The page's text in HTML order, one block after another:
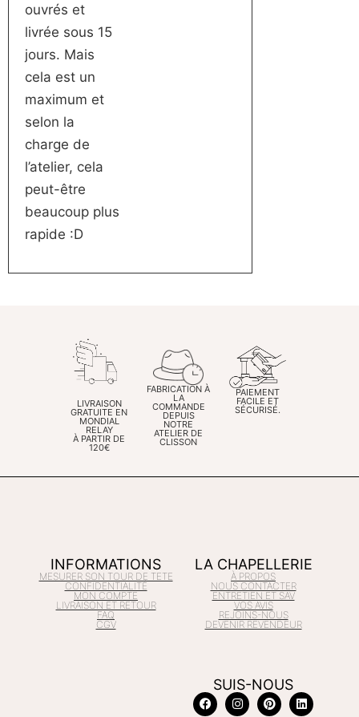
ouvrés et
livrée sous 15
jours. Mais
cela est un
maximum et
selon la
charge de
l’atelier, cela
peut-être
beaucoup plus
rapide :D
LIVRAISON
GRATUITE EN
MONDIAL
RELAY
À PARTIR DE
120€
FABRICATION À
LA
COMMANDE
DEPUIS
NOTRE
ATELIER DE
CLISSON
PAIEMENT
FACILE ET
SÉCURISÉ.
INFORMATIONS
MESURER SON TOUR DE TETE
CONFIDENTIALITÉ
MON COMPTE
LIVRAISON ET RETOUR
FAQ
CGV
LA CHAPELLERIE
À PROPOS
NOUS CONTACTER
ENTRETIEN ET SAV
VOS AVIS
REJOINS-NOUS
DEVENIR REVENDEUR
SUIS-NOUS